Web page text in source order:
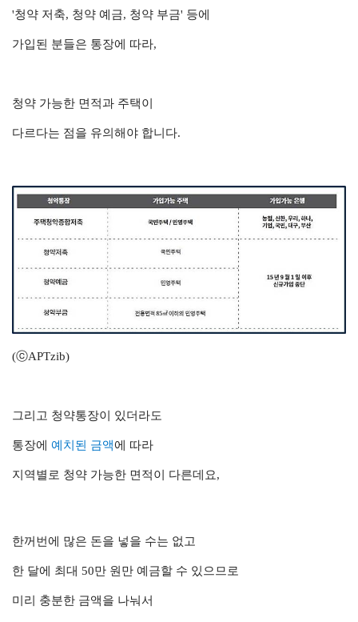
'청약 저축, 청약 예금, 청약 부금' 등에
가입된 분들은 통장에 따라,
청약 가능한 면적과 주택이
다르다는 점을 유의해야 합니다.
(ⓒAPTzib)
그리고 청약통장이 있더라도
통장에 예치된 금액에 따라
지역별로 청약 가능한 면적이 다른데요,
한꺼번에 많은 돈을 넣을 수는 없고
한 달에 최대 50만 원만 예금할 수 있으므로
미리 충분한 금액을 나눠서